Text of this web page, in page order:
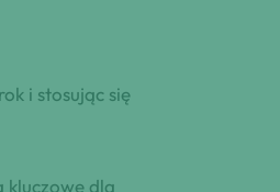
i stosując się
kluczowe dla